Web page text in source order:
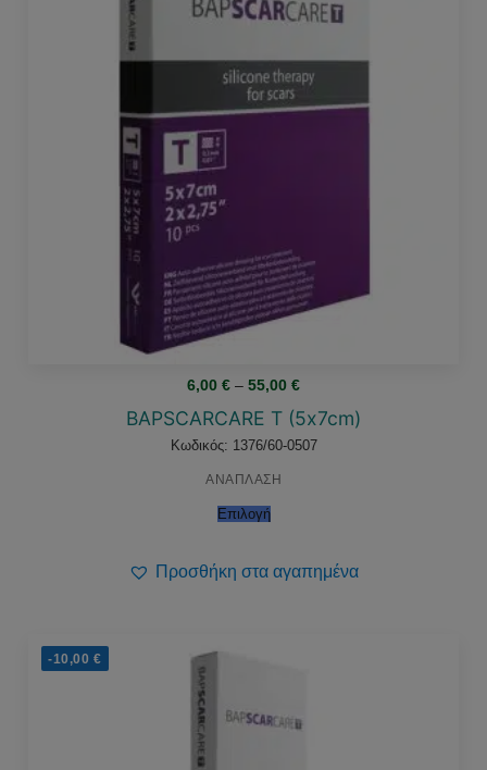
6,00 € – 55,00 €Price
6,00 €
through
55,00 €
BAPSCARCARE Τ (5x7cm)
Κωδικός: 1376/60-0507
ΑΝΑΠΛΑΣΗ
Επιλογή
Προσθήκη στα αγαπημένα
-10,00 €